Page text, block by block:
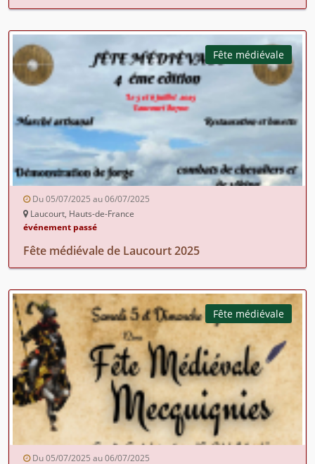
Fête médiévale
Du 05/07/2025 au 06/07/2025
Laucourt, Hauts-de-France
événement passé
Fête médiévale de Laucourt 2025
Fête médiévale
Du 05/07/2025 au 06/07/2025